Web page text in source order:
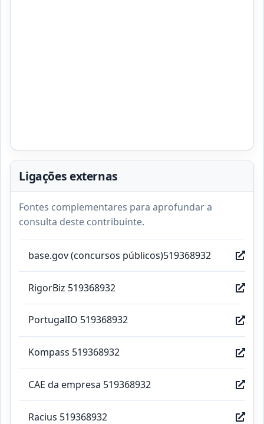
Ligações externas
Fontes complementares para aprofundar a
consulta deste contribuinte.
base.gov (concursos públicos)519368932
RigorBiz 519368932
PortugalIO 519368932
Kompass 519368932
CAE da empresa 519368932
Racius 519368932